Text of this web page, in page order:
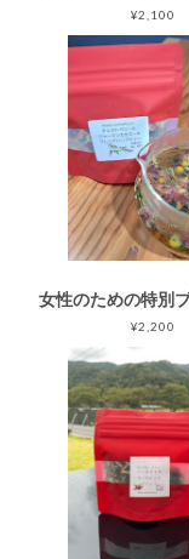
¥2,100
¥2,200